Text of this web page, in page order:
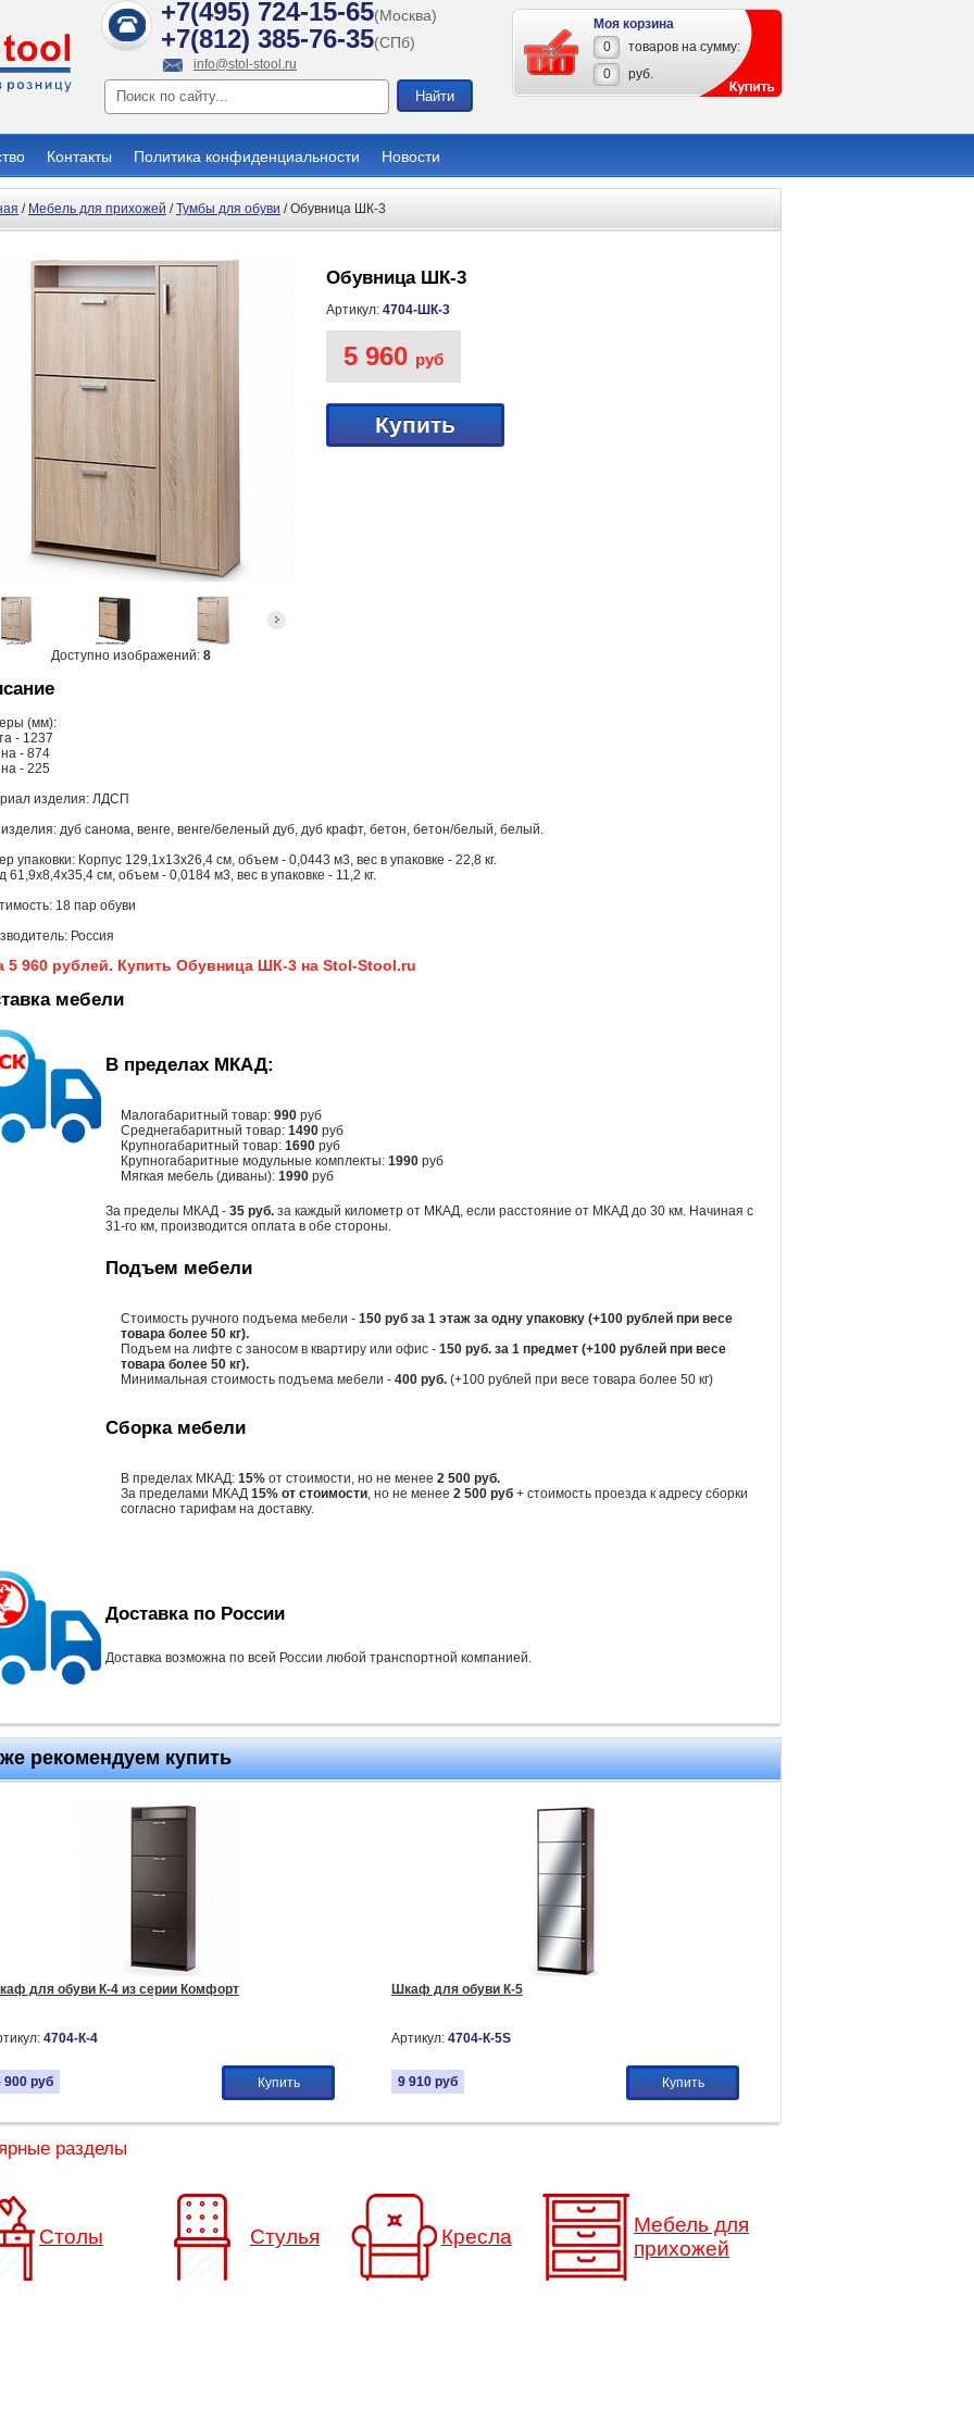
+7(495) 724-15-65(Москва)
+7(812) 385-76-35(СПб)
info@stol-stool.ru
Моя корзина
0
товаров на сумму:
0
руб.
Контакты Политика конфиденциальности Новости
/ Мебель для прихожей /Тумбы для обуви / Обувница ШК-3
Доступно изображений: 8
Обувница ШК-3
Артикул: 4704-ШК-3
5 960 руб
Купить
(мм):
- 1237
- 874
- 225
изделия: ЛДСП
дуб санома, венге, венге/беленый дуб, дуб крафт, бетон, бетон/белый, белый.
упаковки: Корпус 129,1х13х26,4 см, объем - 0,0443 м3, вес в упаковке - 22,8 кг.
61,9х8,4х35,4 см, объем - 0,0184 м3, вес в упаковке - 11,2 кг.
18 пар обуви
Россия
5 960 рублей. Купить Обувница ШК-3 на Stol-Stool.ru
мебели
В пределах МКАД:
Малогабаритный товар: 990 руб
Среднегабаритный товар: 1490 руб
Крупногабаритный товар: 1690 руб
Крупногабаритные модульные комплекты: 1990 руб
Мягкая мебель (диваны): 1990 руб
За пределы МКАД - 35 руб. за каждый километр от МКАД, если расстояние от МКАД до 30 км. Начиная с
31-го км, производится оплата в обе стороны.
Подъем мебели
Стоимость ручного подъема мебели - 150 руб за 1 этаж за одну упаковку (+100 рублей при весе
товара более 50 кг).
Подъем на лифте с заносом в квартиру или офис - 150 руб. за 1 предмет (+100 рублей при весе
товара более 50 кг).
Минимальная стоимость подъема мебели - 400 руб. (+100 рублей при весе товара более 50 кг)
Сборка мебели
В пределах МКАД: 15% от стоимости, но не менее 2 500 руб.
За пределами МКАД 15% от стоимости, но не менее 2 500 руб + стоимость проезда к адресу сборки
согласно тарифам на доставку.
Доставка по России
Доставка возможна по всей России любой транспортной компанией.
рекомендуем купить
для обуви К-4 из серии Комфорт
4704-К-4
900 руб Купить
Шкаф для обуви К-5
Артикул: 4704-К-5S
9 910 руб Купить
разделы
Столы Стулья Кресла
Мебель для
прихожей